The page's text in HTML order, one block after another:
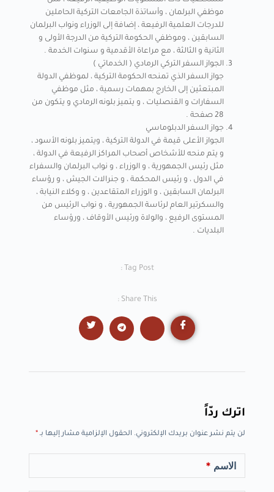
موظفي البرلمان ، وأساتذة الجامعات التركية الحاملين
للدرجات العلمية الرفيعة ، إضافة إلى الوزراء ونواب البرلمان
السابقين ، وموظفي الحكومة التركية من الدرجة الأولى و
الثانية و الثالثة ، مع مراعاة الأقدمية و سنوات الخدمة .
الجواز السفر التركي الرمادي ( الخدماتي )
جواز السفر الذي تمنحه الحكومة التركية ، لموظفي الدولة
المبتعثين إلى الخارج بمهمات رسمية ، مثل موظفي
السفارات و القنصليات ، و يتميز بلونه الرمادي و يتكون من
28 صفحة .
جواز السفر الدبلوماسي
الجواز الأعلى قيمة في الدولة التركية ، ويتميز بلونه الأسود ،
و يتم منحه للأشخاص أصحاب المراكز الرفيعة في الدولة ،
مثل رئيس الجمهورية ، و الوزراء ، و نواب البرلمان والسفراء
في الدول ، و رئيس المحكمة ، و جنرالات الجيش ، و رؤساء
البرلمان السابقين ، و الوزراء المتقاعدين ، و وكلاء النيابة ،
والسكرتير العام لرئاسة الجمهورية ، و نواب الرئيس من
المستوى الرفيع ، والولاة ورئيس الأوقاف ، ورؤساء
البلديات .
Tag Post :
Share This :
اترك ردّاً
لن يتم نشر عنوان بريدك الإلكتروني. الحقول الإلزامية مشار إليها بـ *
الاسم *